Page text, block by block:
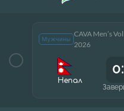
Мужчины
CAVA Men’s
2026
Непал